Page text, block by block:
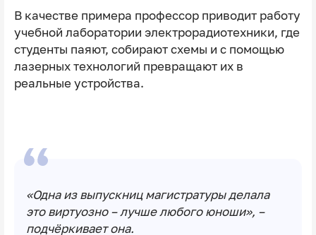
В качестве примера профессор приводит работу
учебной лаборатории электрорадиотехники, где
студенты паяют, собирают схемы и с помощью
лазерных технологий превращают их в
реальные устройства.
«Одна из выпускниц магистратуры делала
это виртуозно – лучше любого юноши», –
подчёркивает она.